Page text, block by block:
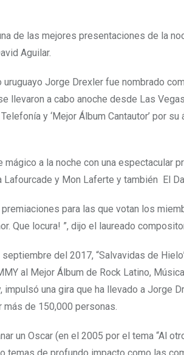
de las mejores presentaciones de la
Aguilar.
uruguayo Jorge Drexler fue nombrado
llevaron a cabo anoche desde Las
Telefonía y ‘Mejor Álbum Cantautor’ por
a la noche con una espectacular
y Mon Laferte y también El
para las que votan los
Que locura! ”, dijo el laureado
del 2017, “Salvavidas de
al Mejor Álbum de Rock Latino,
una gira que ha llevado a Jorge
de 150,000 personas.
un Oscar (en el 2005 por el tema “Al